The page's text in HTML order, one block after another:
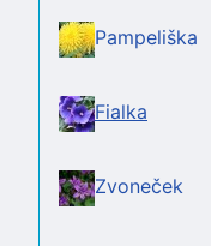
Pampeliška
Fialka
Zvoneček